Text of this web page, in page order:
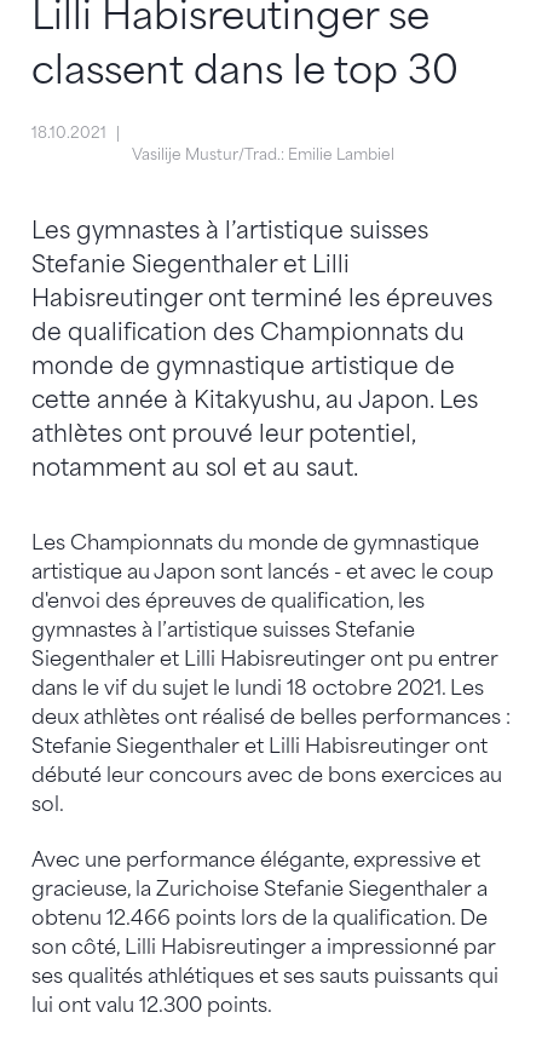
Lilli Habisreutinger se
classent dans le top 30
18.10.2021
Vasilije Mustur/Trad.: Emilie Lambiel
Les gymnastes à l’artistique suisses
Stefanie Siegenthaler et Lilli
Habisreutinger ont terminé les épreuves
de qualification des Championnats du
monde de gymnastique artistique de
cette année à Kitakyushu, au Japon. Les
athlètes ont prouvé leur potentiel,
notamment au sol et au saut.
Les Championnats du monde de gymnastique
artistique au Japon sont lancés - et avec le coup
d'envoi des épreuves de qualification, les
gymnastes à l’artistique suisses Stefanie
Siegenthaler et Lilli Habisreutinger ont pu entrer
dans le vif du sujet le lundi 18 octobre 2021. Les
deux athlètes ont réalisé de belles performances :
Stefanie Siegenthaler et Lilli Habisreutinger ont
débuté leur concours avec de bons exercices au
sol.
Avec une performance élégante, expressive et
gracieuse, la Zurichoise Stefanie Siegenthaler a
obtenu 12.466 points lors de la qualification. De
son côté, Lilli Habisreutinger a impressionné par
ses qualités athlétiques et ses sauts puissants qui
lui ont valu 12.300 points.